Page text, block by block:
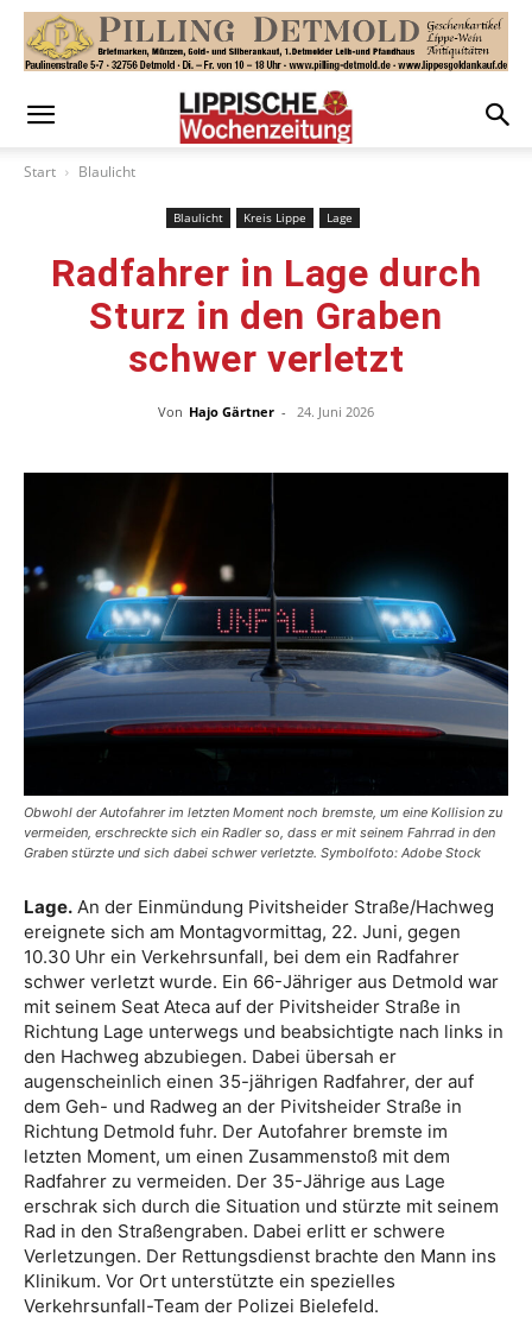
Start Blaulicht
Blaulicht Kreis Lippe Lage
Radfahrer in Lage durch
Sturz in den Graben
schwer verletzt
Von Hajo Gärtner - 24. Juni 2026
Obwohl der Autofahrer im letzten Moment noch bremste, um eine Kollision zu
vermeiden, erschreckte sich ein Radler so, dass er mit seinem Fahrrad in den
Graben stürzte und sich dabei schwer verletzte. Symbolfoto: Adobe Stock
Lage. An der Einmündung Pivitsheider Straße/Hachweg
ereignete sich am Montagvormittag, 22. Juni, gegen
10.30 Uhr ein Verkehrsunfall, bei dem ein Radfahrer
schwer verletzt wurde. Ein 66-Jähriger aus Detmold war
mit seinem Seat Ateca auf der Pivitsheider Straße in
Richtung Lage unterwegs und beabsichtigte nach links in
den Hachweg abzubiegen. Dabei übersah er
augenscheinlich einen 35-jährigen Radfahrer, der auf
dem Geh- und Radweg an der Pivitsheider Straße in
Richtung Detmold fuhr. Der Autofahrer bremste im
letzten Moment, um einen Zusammenstoß mit dem
Radfahrer zu vermeiden. Der 35-Jährige aus Lage
erschrak sich durch die Situation und stürzte mit seinem
Rad in den Straßengraben. Dabei erlitt er schwere
Verletzungen. Der Rettungsdienst brachte den Mann ins
Klinikum. Vor Ort unterstützte ein spezielles
Verkehrsunfall-Team der Polizei Bielefeld.